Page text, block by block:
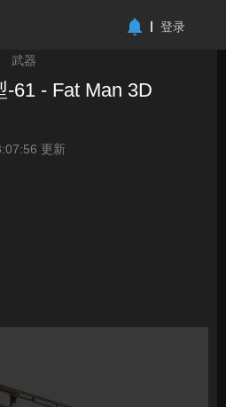
登录
武器
61 - Fat Man 3D
更新